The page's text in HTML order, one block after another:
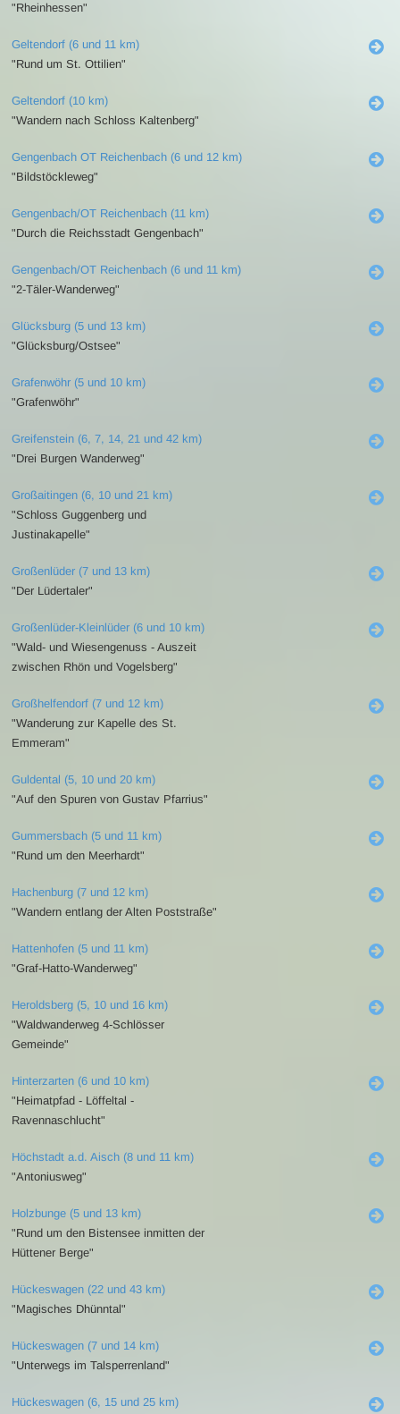
"Rheinhessen"
Geltendorf (6 und 11 km)
"Rund um St. Ottilien"
Geltendorf (10 km)
"Wandern nach Schloss Kaltenberg"
Gengenbach OT Reichenbach (6 und 12 km)
"Bildstöckleweg"
Gengenbach/OT Reichenbach (11 km)
"Durch die Reichsstadt Gengenbach"
Gengenbach/OT Reichenbach (6 und 11 km)
"2-Täler-Wanderweg"
Glücksburg (5 und 13 km)
"Glücksburg/Ostsee"
Grafenwöhr (5 und 10 km)
"Grafenwöhr"
Greifenstein (6, 7, 14, 21 und 42 km)
"Drei Burgen Wanderweg"
Großaitingen (6, 10 und 21 km)
"Schloss Guggenberg und
Justinakapelle"
Großenlüder (7 und 13 km)
"Der Lüdertaler"
Großenlüder-Kleinlüder (6 und 10 km)
"Wald- und Wiesengenuss - Auszeit
zwischen Rhön und Vogelsberg"
Großhelfendorf (7 und 12 km)
"Wanderung zur Kapelle des St.
Emmeram"
Guldental (5, 10 und 20 km)
"Auf den Spuren von Gustav Pfarrius"
Gummersbach (5 und 11 km)
"Rund um den Meerhardt"
Hachenburg (7 und 12 km)
"Wandern entlang der Alten Poststraße"
Hattenhofen (5 und 11 km)
"Graf-Hatto-Wanderweg"
Heroldsberg (5, 10 und 16 km)
"Waldwanderweg 4-Schlösser
Gemeinde"
Hinterzarten (6 und 10 km)
"Heimatpfad - Löffeltal -
Ravennaschlucht"
Höchstadt a.d. Aisch (8 und 11 km)
"Antoniusweg"
Holzbunge (5 und 13 km)
"Rund um den Bistensee inmitten der
Hüttener Berge"
Hückeswagen (22 und 43 km)
"Magisches Dhünntal"
Hückeswagen (7 und 14 km)
"Unterwegs im Talsperrenland"
Hückeswagen (6, 15 und 25 km)